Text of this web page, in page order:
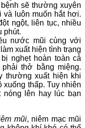
sẽ thường xuyên
và luôn muốn hắt hơi.
ngột, liên tục, nhiều
phút.
nước mũi cùng với
xuất hiện tình trạng
nghẹt hoàn toàn cả
thở bằng miệng.
thường xuất hiện khi
xuống thấp. Tuy nhiên
lên hay lúc bạn
mũi, niêm mạc mũi